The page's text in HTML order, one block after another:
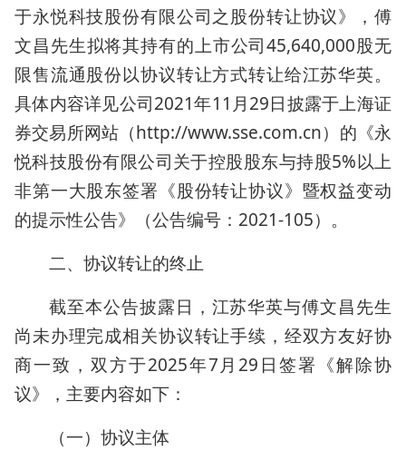
于永悦科技股份有限公司之股份转让协议》，傅
文昌先生拟将其持有的上市公司45,640,000股无
限售流通股份以协议转让方式转让给江苏华英。
具体内容详见公司2021年11月29日披露于上海证
券交易所网站（http://www.sse.com.cn）的《永
悦科技股份有限公司关于控股股东与持股5%以上
非第一大股东签署《股份转让协议》暨权益变动
的提示性公告》（公告编号：2021-105）。
二、协议转让的终止
截至本公告披露日，江苏华英与傅文昌先生
尚未办理完成相关协议转让手续，经双方友好协
商一致，双方于2025年7月29日签署《解除协
议》，主要内容如下：
（一）协议主体